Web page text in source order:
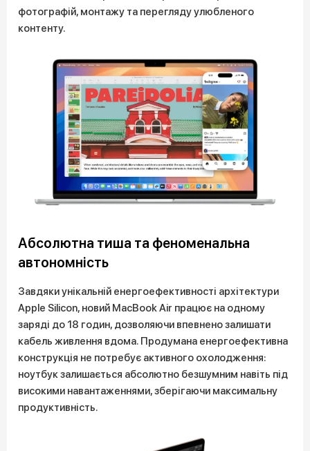
фотографій, монтажу та перегляду улюбленого
контенту.
Абсолютна тиша та феноменальна
автономність
Завдяки унікальній енергоефективності архітектури
Apple Silicon, новий MacBook Air працює на одному
заряді до 18 годин, дозволяючи впевнено залишати
кабель живлення вдома. Продумана енергоефективна
конструкція не потребує активного охолодження:
ноутбук залишається абсолютно безшумним навіть під
високими навантаженнями, зберігаючи максимальну
продуктивність.